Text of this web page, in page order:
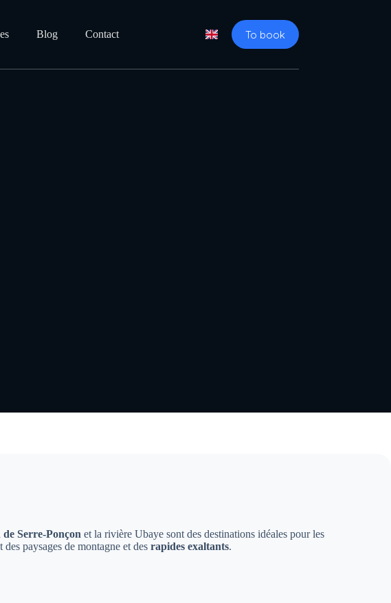
Blog Contact To book
Serre-Ponçon et la rivière Ubaye sont des destinations idéales pour les
paysages de montagne et desrapides exaltants.